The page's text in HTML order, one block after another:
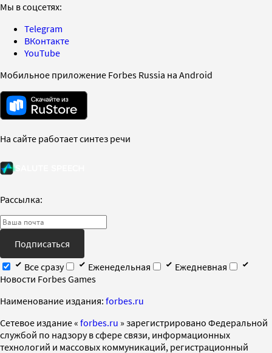
Мы в соцсетях:
Telegram
ВКонтакте
YouTube
Мобильное приложение Forbes Russia на Android
На сайте работает синтез речи
Рассылка:
Подписаться
Все сразу
Еженедельная
Ежедневная
Новости Forbes Games
Наименование издания: forbes.ru
Cетевое издание « forbes.ru » зарегистрировано Федеральной
службой по надзору в сфере связи, информационных
технологий и массовых коммуникаций, регистрационный